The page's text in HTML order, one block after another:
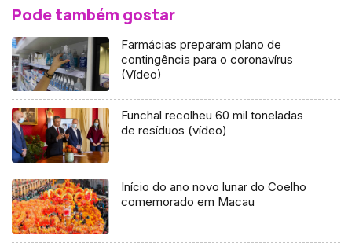
Pode também gostar
Farmácias preparam plano de
contingência para o coronavírus
(Vídeo)
Funchal recolheu 60 mil toneladas
de resíduos (vídeo)
Início do ano novo lunar do Coelho
comemorado em Macau